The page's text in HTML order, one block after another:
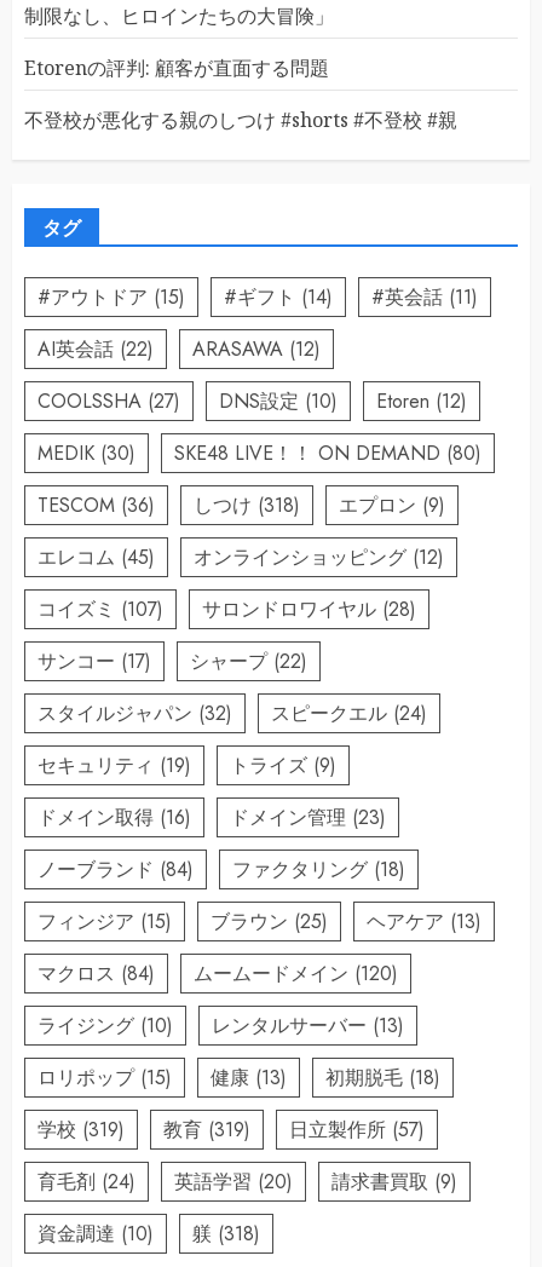
制限なし、ヒロインたちの大冒険」
Etorenの評判: 顧客が直面する問題
不登校が悪化する親のしつけ #shorts #不登校 #親
タグ
#アウトドア (15) #ギフト (14) #英会話 (11)
AI英会話 (22) ARASAWA (12)
COOLSSHA (27) DNS設定 (10) Etoren (12)
MEDIK (30) SKE48 LIVE！！ ON DEMAND (80)
TESCOM (36) しつけ (318) エプロン (9)
エレコム (45) オンラインショッピング (12)
コイズミ (107) サロンドロワイヤル (28)
サンコー (17) シャープ(22)
スタイルジャパン (32) スピークエル (24)
セキュリティ (19) トライズ (9)
ドメイン取得 (16) ドメイン管理 (23)
ノーブランド (84) ファクタリング (18)
フィンジア (15) ブラウン (25) ヘアケア (13)
マクロス (84) ムームードメイン (120)
ライジング (10) レンタルサーバー (13)
ロリポップ(15) 健康 (13) 初期脱毛 (18)
学校 (319) 教育 (319) 日立製作所 (57)
育毛剤 (24) 英語学習 (20) 請求書買取 (9)
資金調達 (10) 躾 (318)